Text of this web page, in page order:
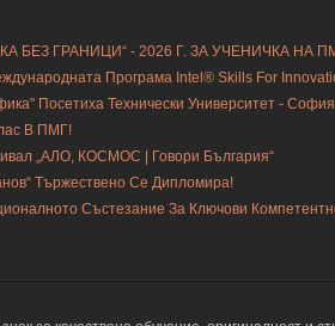
БЕЗ ГРАНИЦИ“ - 2026 Г. ЗА УЧЕНИЧКА НА
Програма Intel® Skills For
Посетиха Технически Университет -
В ПМГ!
„АЛО, КОСМОС | Говори България“
Тържествено Се Дипломира!
Състезание За Ключови